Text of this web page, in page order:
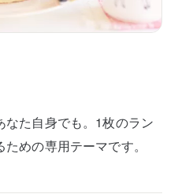
た自身でも。1枚のラン
めの専用テーマです。